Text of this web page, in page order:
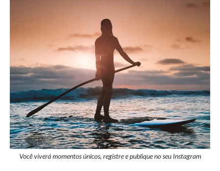
Você viverá momentos únicos, registre e publique no seu Instagram